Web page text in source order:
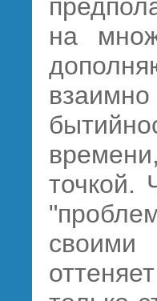
на
точкой.
своими